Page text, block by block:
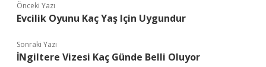
Önceki Yazı
Evcilik Oyunu Kaç Yaş Için Uygundur
Sonraki Yazı
İNgiltere Vizesi Kaç Günde Belli Oluyor